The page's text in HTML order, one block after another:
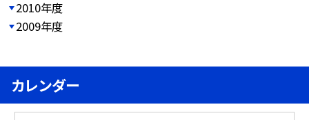
2010年度
2009年度
カレンダー